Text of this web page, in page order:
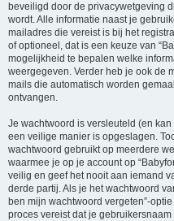
beveiligd door de privacywetgeving
wordt. Alle informatie naast je
mailadres die vereist is bij het
of optioneel, dat is een keuze van
mogelijkheid te bepalen welke
weergegeven. Verder heb je ook de
mails die automatisch worden
ontvangen.
Je wachtwoord is versleuteld (en
een veilige manier is opgeslagen.
wachtwoord gebruikt op meerdere
waarmee je op je account op
veilig en geef het nooit aan iemand
derde partij. Als je het wachtwoord
ben mijn wachtwoord vergeten”-
proces vereist dat je